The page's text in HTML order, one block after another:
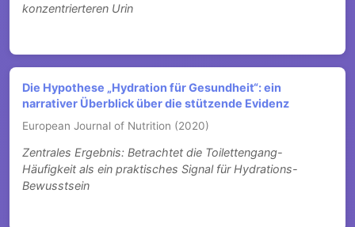
konzentrierteren Urin
Die Hypothese „Hydration für Gesundheit“: ein
narrativer Überblick über die stützende Evidenz
European Journal of Nutrition (2020)
Zentrales Ergebnis: Betrachtet die Toilettengang-
Häufigkeit als ein praktisches Signal für Hydrations-
Bewusstsein